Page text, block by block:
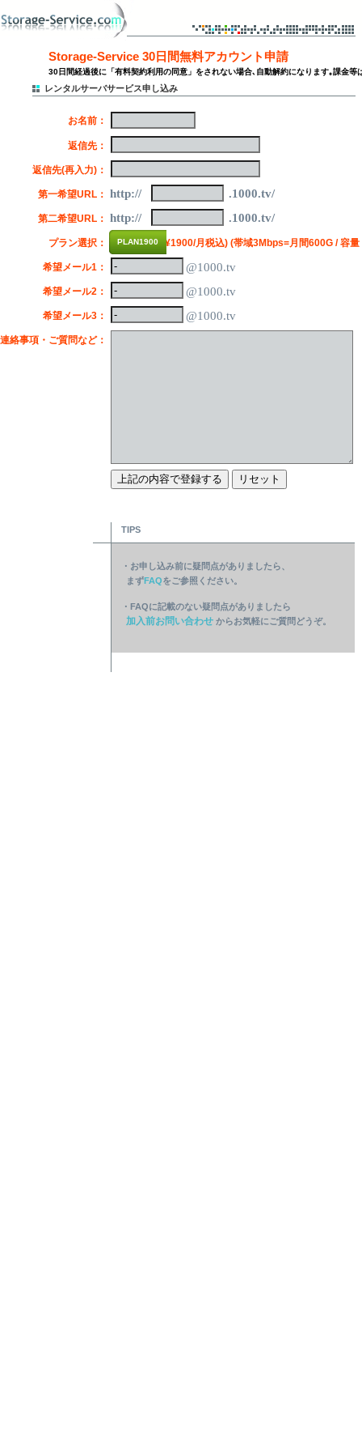
Storage-Service 30日間無料アカウント申請
30日間経過後に「有料契約利用の同意」をされない場合､自動解約になります｡課金等
レンタルサーバサービス申し込み
お名前：
返信先：
返信先(再入力)：
第一希望URL： http:// .1000.tv/
第二希望URL： http:// .1000.tv/
プラン選択： PLAN1900
(¥1900/月税込) (帯域3Mbps=月間600G / 容量
希望メール1： @1000.tv
希望メール2： @1000.tv
希望メール3： @1000.tv
連絡事項・ご質問など：
TIPS
・お申し込み前に疑問点がありましたら、
まずFAQをご参照ください。
・FAQに記載のない疑問点がありましたら
加入前お問い合わせ からお気軽にご質問どうぞ。